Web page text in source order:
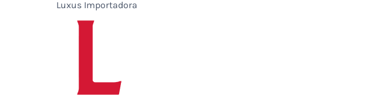
Luxus Importadora